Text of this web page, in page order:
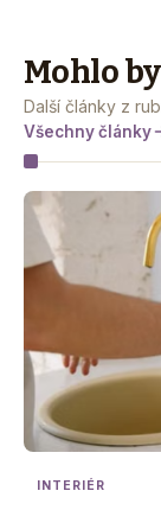
Mohlo
Další články z
Všechny články
INTERIÉR